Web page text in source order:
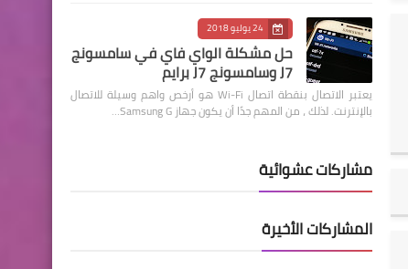
24 يوليو 2018
حل مشكلة الواي فاي في سامسونج
J7 وسامسونج J7 برايم
يعتبر الاتصال بنقطة اتصال Wi-Fi هو أرخص واهم وسيلة للاتصال
بالإنترنت. لذلك ، من المهم جدًا أن يكون جهاز Samsung G…
مشاركات عشوائية
المشاركات الأخيرة